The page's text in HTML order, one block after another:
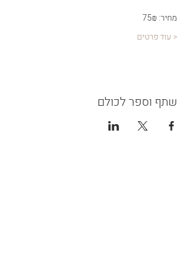
מחיר: 75₪
< עוד פרטים
שתף וספר לכולם